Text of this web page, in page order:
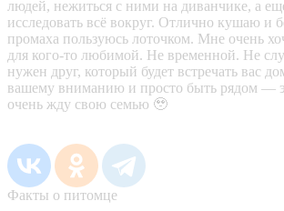
людей, нежиться с ними на диванчике, а
исследовать всё вокруг. Отлично кушаю и
промаха пользуюсь лоточком. Мне очень
для кого-то любимой. Не временной. Не
нужен друг, который будет встречать вас
вашему вниманию и просто быть рядом —
очень жду свою семью 🥹
Факты о питомце